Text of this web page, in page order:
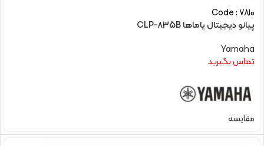
Code : 7810
پیانو دیجیتال یاماها CLP-835B
Yamaha
تماس بگیرید
مقایسه